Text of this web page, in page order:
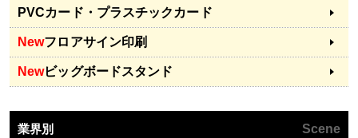
PVCカード・プラスチックカード
Newフロアサイン印刷
Newビッグボードスタンド
業界別 Scene